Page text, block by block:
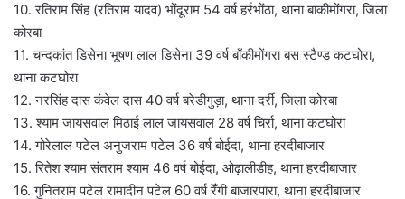
10. रतिराम सिंह (रतिराम यादव) भोंदूराम 54 वर्ष हर्रभोंठा, थाना बाकीमोंगरा, जिला
कोरबा
11. चन्दकांत डिसेना भूषण लाल डिसेना 39 वर्ष बाँकीमोंगरा बस स्टैण्ड कटघोरा,
थाना कटघोरा
12. नरसिंह दास कंवेल दास 40 वर्ष बरेडीगुड़ा, थाना दर्री, जिला कोरबा
13. श्याम जायसवाल मिठाई लाल जायसवाल 28 वर्ष चिर्रा, थाना कटघोरा
14. गोरेलाल पटेल अनुजराम पटेल 36 वर्ष बोईदा, थाना हरदीबाजार
15. रितेश श्याम संतराम श्याम 46 वर्ष बोईदा, ओढ़ालीडीह, थाना हरदीबाजार
16. गुनितराम पटेल रामादीन पटेल 60 वर्ष रेँगी बाजारपारा, थाना हरदीबाजार